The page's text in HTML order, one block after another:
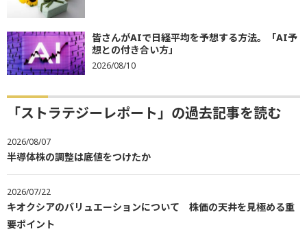
皆さんがAIで日経平均を予想する方法。「AI予
想との付き合い方」
2026/08/10
「ストラテジーレポート」の過去記事を読む
2026/08/07
半導体株の調整は底値をつけたか
2026/07/22
キオクシアのバリュエーションについて 株価の天井を見極める重
要ポイント